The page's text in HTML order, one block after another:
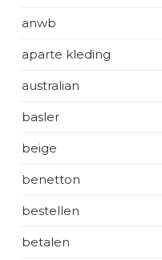
anwb
aparte kleding
australian
basler
beige
benetton
bestellen
betalen